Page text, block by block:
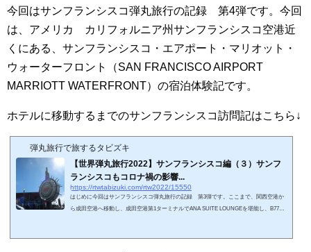
今回はサンフランシスコ弾丸旅行の記録 第4弾です。 今回
は、アメリカ カリフォルニア州サンフランシスコ空港近
くにある、サンフランシスコ・エアポート・マリオット・
ウォーターフロント（SAN FRANCISCO AIRPORT
MARRIOTT WATERFRONT）の宿泊体験記です。
ホテルに移動するまでのサンフランシスコ訪問記はこちら↓
弾丸旅行で旅するタビズキ
【世界弾丸旅行2022】サンフランシスコ編（３）サンフ
ランシスコもコロナ禍の影響...
https://rtwtabizuki.com/rtw2022/15550
はじめに今回はサンフランシスコ弾丸旅行の記録 第3弾です。ここまで、関西空港か
ら成田空港へ移動し、成田空港第1ターミナルでANA SUITE LOUNGEを堪能し、B777-3